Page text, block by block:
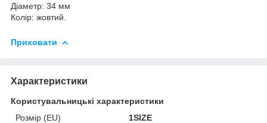
Діаметр: 34 мм
Колір: жовтий.
Приховати
Характеристики
Користувальницькі характеристики
Розмір (EU)
1SIZE